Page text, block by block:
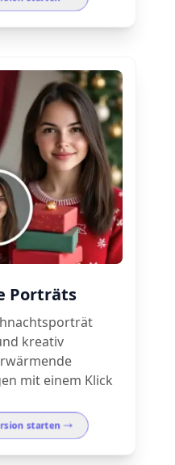
Porträts
kreativ
mit einem Klick
starten